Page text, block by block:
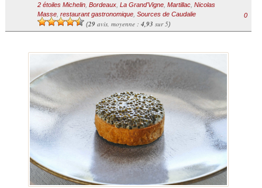
2 étoiles Michelin, Bordeaux, La Grand'Vigne, Martillac, Nicolas
Masse, restaurant gastronomique, Sources de Caudalie
(29avis, moyenne : 4,93 sur 5)
0